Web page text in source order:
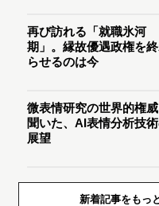
再び訪れる「就職氷河
期」。縁故優遇政権を
らせるのは今
微表情研究の世界的権
聞いた、AI表情分析技
展望
新着記事をもっ